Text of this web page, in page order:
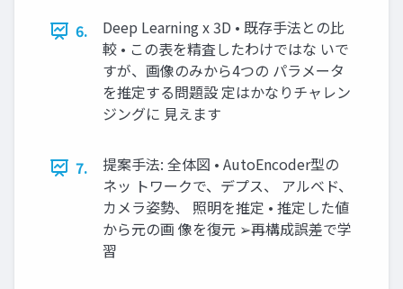
6.
Deep Learning x 3D • 既存手法との比
較 • この表を精査したわけではな いで
すが、画像のみから4つの パラメータ
を推定する問題設 定はかなりチャレン
ジングに 見えます
7.
提案手法: 全体図 • AutoEncoder型の
ネッ トワークで、デプス、 アルベド、
カメラ姿勢、 照明を推定 • 推定した値
から元の画 像を復元 ➢再構成誤差で学
習